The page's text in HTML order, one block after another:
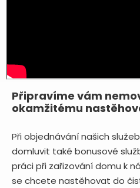
Připravíme vám
okamžitému
Při objednávání našich
domluvit také bonusové
práci při zařizování domu k
se chcete nastěhovat do